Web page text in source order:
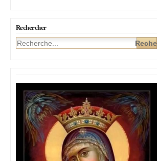
Rechercher